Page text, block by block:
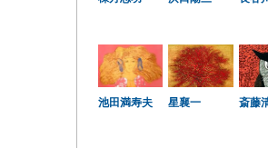
池田満寿夫 星襄一 斎藤